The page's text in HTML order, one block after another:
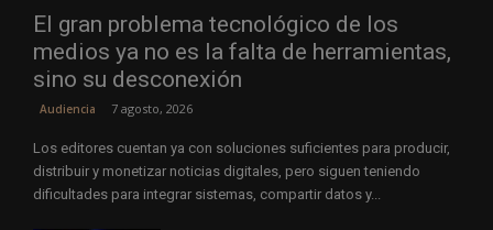
El gran problema tecnológico de los
medios ya no es la falta de herramientas,
sino su desconexión
Audiencia 7 agosto, 2026
Los editores cuentan ya con soluciones suficientes para producir,
distribuir y monetizar noticias digitales, pero siguen teniendo
dificultades para integrar sistemas, compartir datos y...